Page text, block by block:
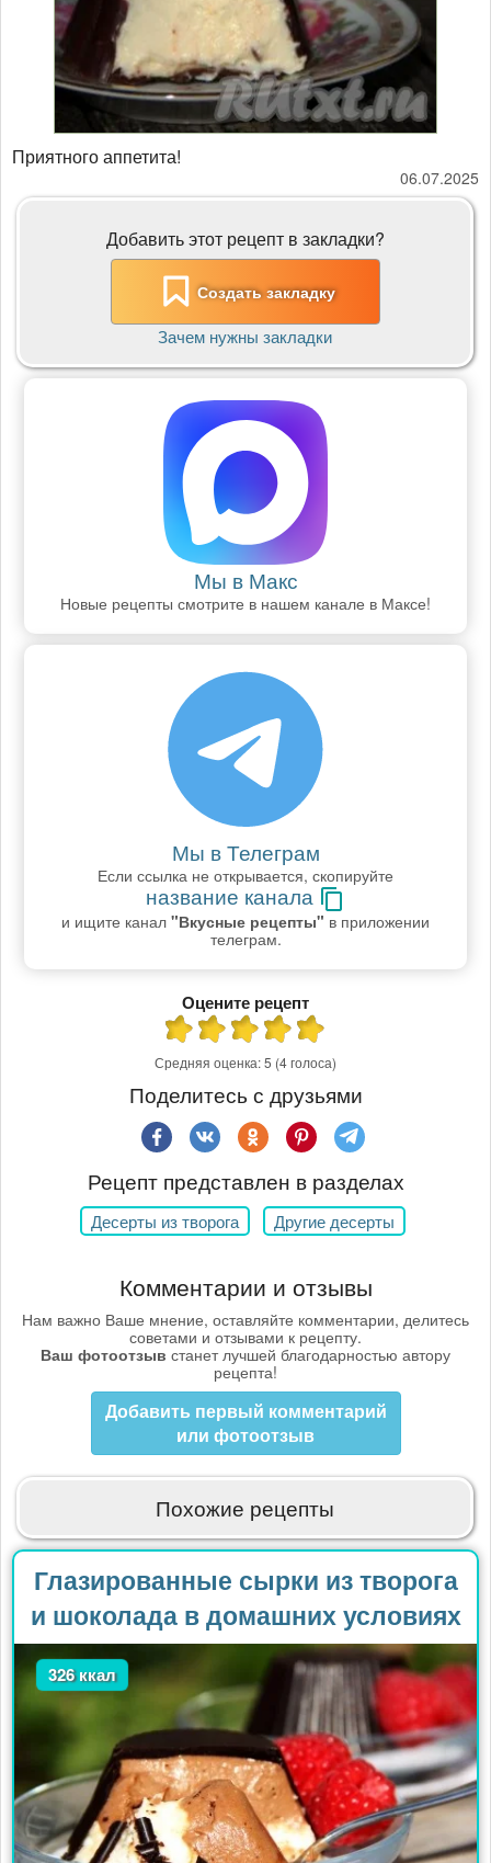
Приятного аппетита!
06.07.2025
Добавить этот рецепт в закладки?
Создать закладку
Зачем нужны закладки
Мы в Макс
Новые рецепты смотрите в нашем канале в Максе!
Мы в Телеграм
Если ссылка не открывается, скопируйте
название канала
и ищите канал "Вкусные рецепты" в приложении
телеграм.
Оцените рецепт
Средняя оценка:5 (4 голоса)
Поделитесь с друзьями
Рецепт представлен в разделах
Десерты из творога Другие десерты
Комментарии и отзывы
Нам важно Ваше мнение, оставляйте комментарии, делитесь
советами и отзывами к рецепту.
Ваш фотоотзыв станет лучшей благодарностью автору
рецепта!
Добавить первый комментарий
или фотоотзыв
Похожие рецепты
Глазированные сырки из творога
и шоколада в домашних условиях
326 ккал